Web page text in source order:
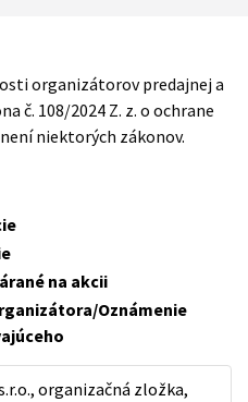
organizátorov predajnej a
č. 108/2024 Z. z. o ochrane
niektorých zákonov.
na akcii
Oznámenie
organizačná zložka,